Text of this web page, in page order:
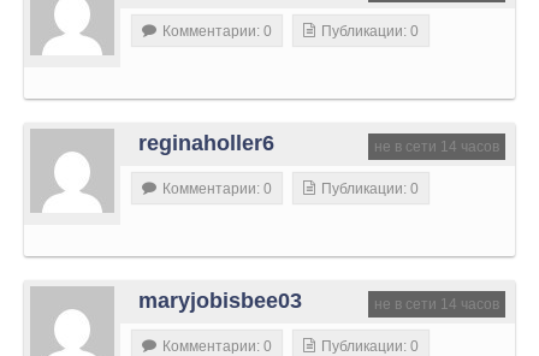
Комментарии: 0 Публикации: 0
не в сети 14 часов
reginaholler6
Комментарии: 0 Публикации: 0
не в сети 14 часов
maryjobisbee03
Комментарии: 0 Публикации: 0